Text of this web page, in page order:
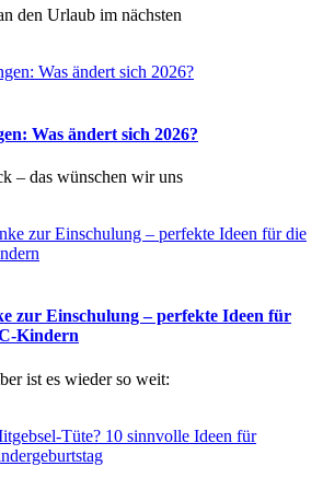
den Urlaub im nächsten
Was ändert sich 2026?
– das wünschen wir uns
zur Einschulung – perfekte Ideen für
Kindern
ist es wieder so weit: